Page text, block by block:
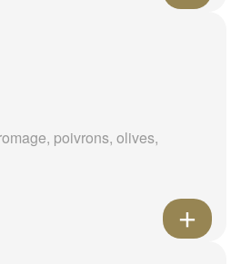
poivrons, olives,